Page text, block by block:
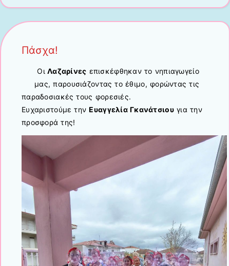
Πάσχα!
Οι Λαζαρίνες επισκέφθηκαν το νηπιαγωγείο
μας, παρουσιάζοντας το έθιμο, φορώντας τις
παραδοσιακές τους φορεσιές.
Ευχαριστούμε τηνΕυαγγελία Γκανάτσιουγια την
προσφορά της!